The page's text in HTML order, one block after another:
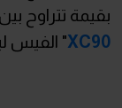
بقيمة تتراوح بين 135 إلى 145 ألف جنيه، وأخيراً "
XC90" الفيس ليفت